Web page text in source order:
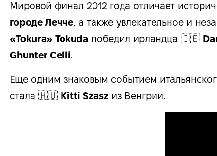
Мировой финал 2012 года отличает
городе Лечче, а также увлекательное и
«Tokura» Tokuda победил ирландца 🇮🇪
Ghunter Celli.
Еще одним знаковым событием
стала 🇭🇺 Kitti Szasz из Венгрии.